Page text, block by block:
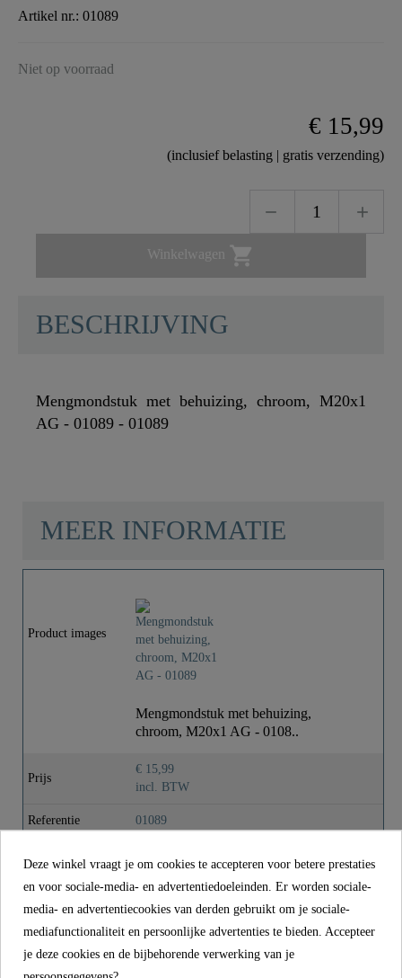
Artikel nr.: 01089
Niet op voorraad
€ 15,99
(inclusief belasting | gratis verzending)
Winkelwagen 
BESCHRIJVING
Mengmondstuk met behuizing, chroom, M20x1
AG - 01089 - 01089
Kleur Chroom
MEER INFORMATIE
Product images
Mengmondstuk met behuizing,
chroom, M20x1 AG - 0108..
Prijs
€ 15,99
incl. BTW
Referentie 01089
Kleur Chroom
Deze winkel vraagt je om cookies te accepteren voor betere prestaties
en voor sociale-media- en advertentiedoeleinden. Er worden sociale-
media- en advertentiecookies van derden gebruikt om je sociale-
mediafunctionaliteit en persoonlijke advertenties te bieden. Accepteer
je deze cookies en de bijbehorende verwerking van je